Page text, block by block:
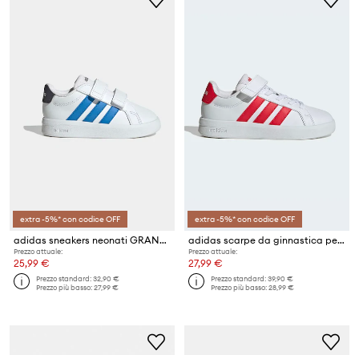
extra -5%* con codice OFF
adidas sneakers neonati GRAND COURT 3.0
Prezzo attuale:
25,99 €
Prezzo standard:32,90 €
Prezzo più basso:27,99 €
extra -5%* con codice OFF
adidas scarpe da ginnastica per bambini GRAND COURT 3.0
Prezzo attuale:
27,99 €
Prezzo standard:39,90 €
Prezzo più basso:28,99 €